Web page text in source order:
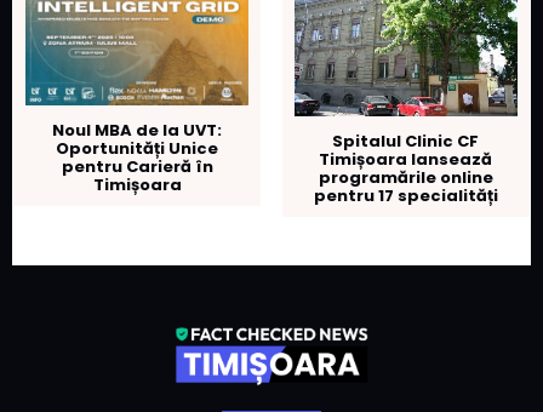
Noul MBA de la UVT:
Oportunități Unice
pentru Carieră în
Timișoara
Spitalul Clinic CF
Timișoara lansează
programările online
pentru 17 specialități